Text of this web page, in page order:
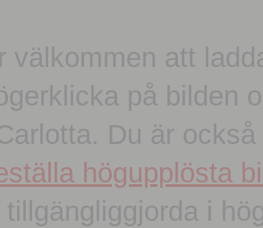
välkommen att
på bilden
Du är
högupplösta
tillgängliggjorda i